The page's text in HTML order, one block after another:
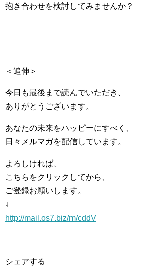
抱き合わせを検討してみませんか？
＜追伸＞
今日も最後まで読んでいただき、
ありがとうございます。
あなたの未来をハッピーにすべく、
日々メルマガを配信しています。
よろしければ、
こちらをクリックしてから、
ご登録お願いします。
↓
http://mail.os7.biz/m/cddV
シェアする